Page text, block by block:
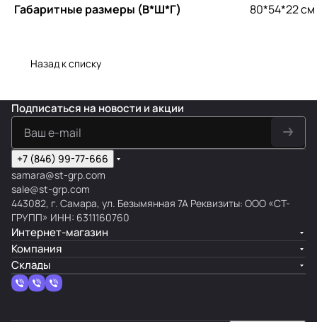
Габаритные размеры (В*Ш*Г) 80*54*22 см
Назад к списку
Подписаться на новости и акции
+7 (846) 99-77-666
samara@st-grp.com
sale@st-grp.com
443082, г. Самара, ул. Безымянная 7А Реквизиты: ООО «СТ-
ГРУПП» ИНН: 6311160760
Интернет-магазин
Компания
Склады